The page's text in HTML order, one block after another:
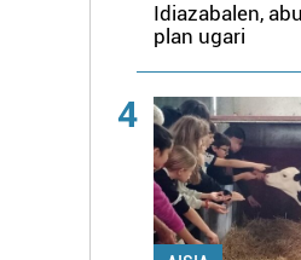
Idiazabalen,
plan ugari
4